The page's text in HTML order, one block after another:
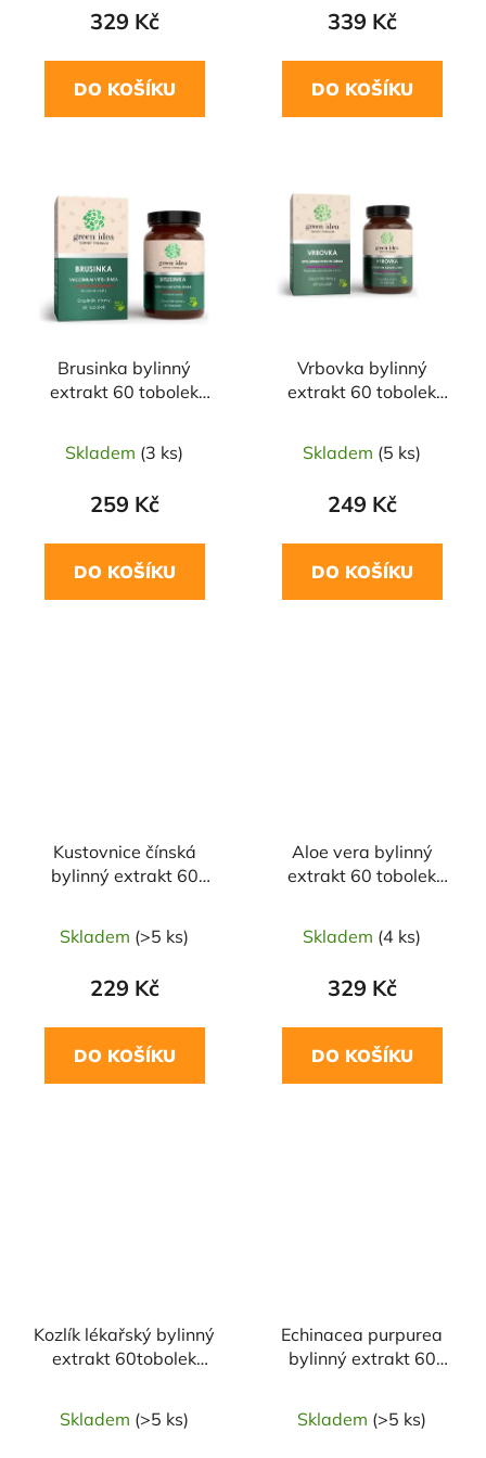
329 Kč
DO KOŠÍKU
339 Kč
DO KOŠÍKU
Brusinka bylinný
extrakt 60 tobolek
Skladem (3 ks)
259 Kč
DO KOŠÍKU
Vrbovka bylinný
extrakt 60 tobolek
Skladem (5 ks)
249 Kč
DO KOŠÍKU
Kustovnice čínská
bylinný extrakt 60
Skladem (>5 ks)
229 Kč
DO KOŠÍKU
Aloe vera bylinný
extrakt 60 tobolek
Skladem (4 ks)
329 Kč
DO KOŠÍKU
Kozlík lékařský bylinný
extrakt 60tobolek
Skladem (>5 ks)
Echinacea purpurea
bylinný extrakt 60
Skladem (>5 ks)